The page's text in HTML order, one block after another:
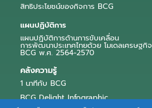
สิทธิประโยชน์ของกิจการ BCG
แผนปฏิบัติการ
แผนปฏิบัติการด้านการขับเคลื่อน
การพัฒนาประเทศไทยด้วย โมเดลเศรษฐกิจ
BCG พ.ศ. 2564-2570
คลังความรู้
1 นาทีกับ BCG
BCG Delight Infographic